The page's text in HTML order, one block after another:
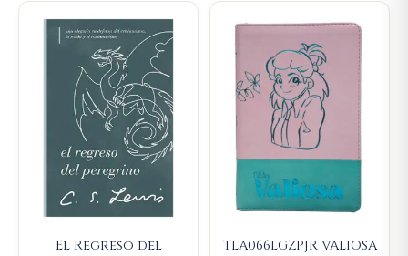
El Regreso del
price
was:
$74.100.
Current
price
is:
$70.395.
TLA066LGZPJR VALIOSA
price
was:
$107.000.
Current
price
is: